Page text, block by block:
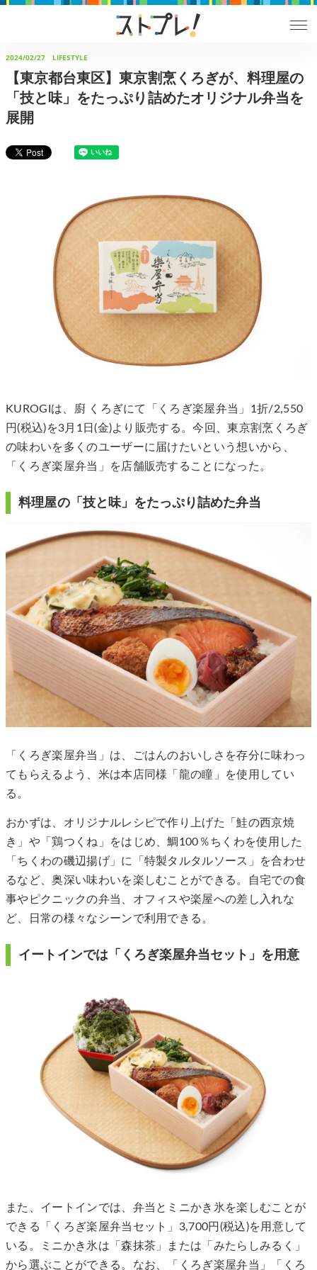
2024/02/27 LIFESTYLE
【東京都台東区】東京割烹くろぎが、料理屋の
「技と味」をたっぷり詰めたオリジナル弁当を
展開
KUROGIは、廚 くろぎにて「くろぎ楽屋弁当」1折/2,550
円(税込)を3月1日(金)より販売する。今回、東京割烹くろぎ
の味わいを多くのユーザーに届けたいという想いから、
「くろぎ楽屋弁当」を店舗販売することになった。
料理屋の「技と味」をたっぷり詰めた弁当
「くろぎ楽屋弁当」は、ごはんのおいしさを存分に味わっ
てもらえるよう、米は本店同様「龍の瞳」を使用してい
る。
おかずは、オリジナルレシピで作り上げた「鮭の西京焼
き」や「鶏つくね」をはじめ、鯛100％ちくわを使用した
「ちくわの磯辺揚げ」に「特製タルタルソース」を合わせ
るなど、奥深い味わいを楽しむことができる。自宅での食
事やピクニックの弁当、オフィスや楽屋への差し入れな
ど、日常の様々なシーンで利用できる。
イートインでは「くろぎ楽屋弁当セット」を用意
また、イートインでは、弁当とミニかき氷を楽しむことが
できる「くろぎ楽屋弁当セット」3,700円(税込)を用意して
いる。ミニかき氷は「森抹茶」または「みたらしみるく」
から選ぶことができる。なお、「くろぎ楽屋弁当」「くろ